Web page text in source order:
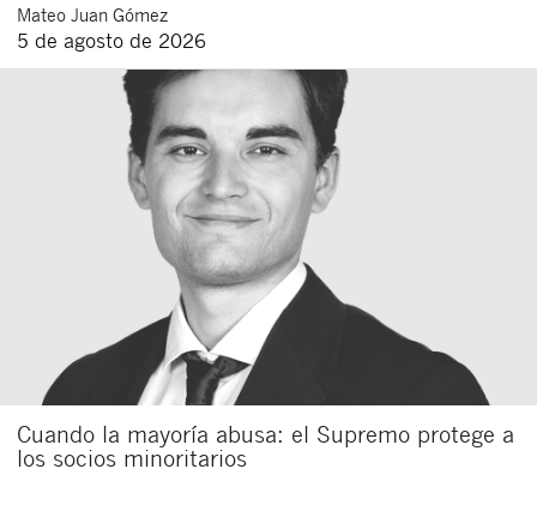
Mateo Juan Gómez
5 de agosto de 2026
Cuando la mayoría abusa: el Supremo protege a
los socios minoritarios